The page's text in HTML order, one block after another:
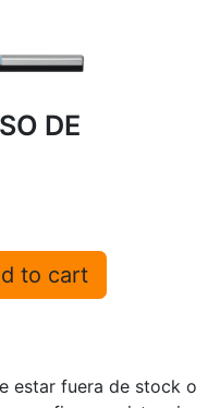
DE
to cart
estar fuera de stock o